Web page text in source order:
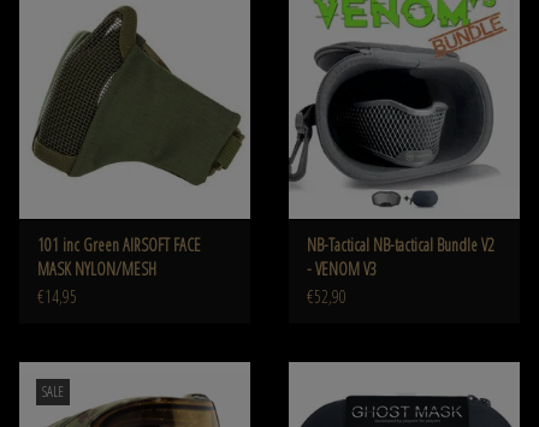
101 inc Green AIRSOFT FACE
MASK NYLON/MESH
€14,95
NB-Tactical NB-tactical Bundle V2
- VENOM V3
€52,90
SALE